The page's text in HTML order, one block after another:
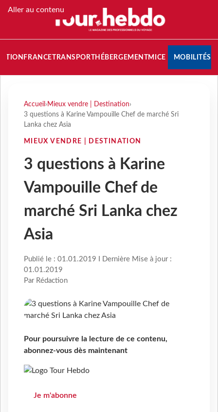
Aller au contenu
FRANCETRANSPORT HÉBERGEMENTMICE MOBILITÉS
Accueil › Mieux vendre | Destination›
3 questions à Karine Vampouille Chef de marché Sri
Lanka chez Asia
MIEUX VENDRE | DESTINATION
3 questions à Karine
Vampouille Chef de
marché Sri Lanka chez
Asia
Publié le : 01.01.2019 I Dernière Mise à jour :
01.01.2019
Par Rédaction
Pour poursuivre la lecture de ce contenu,
abonnez-vous dès maintenant
Je m'abonne